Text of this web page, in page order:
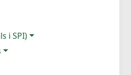
i SPI)